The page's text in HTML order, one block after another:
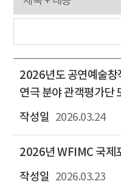
2026년도 공연예술창
연극 분야 관객평가단
2026.03.24
2026년 WFIMC 국제
2026.03.23